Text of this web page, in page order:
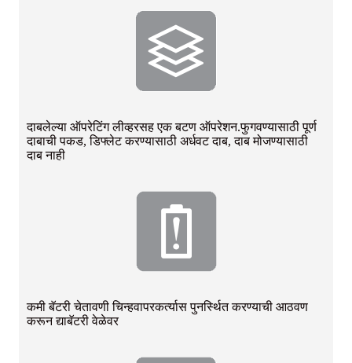
दाबलेल्या ऑपरेटिंग लीव्हरसह एक बटण ऑपरेशन.फुगवण्यासाठी पूर्ण
दाबाची पकड, डिफ्लेट करण्यासाठी अर्धवट दाब, दाब मोजण्यासाठी
दाब नाही
कमी बॅटरी चेतावणी चिन्हवापरकर्त्यास पुनर्स्थित करण्याची आठवण
करून द्याबॅटरी वेळेवर